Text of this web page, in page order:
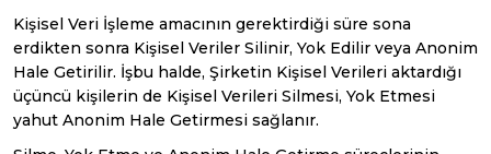
Kişisel Veri İşleme amacının gerektirdiği süre sona
erdikten sonra Kişisel Veriler Silinir, Yok Edilir veya Anonim
Hale Getirilir. İşbu halde, Şirketin Kişisel Verileri aktardığı
üçüncü kişilerin de Kişisel Verileri Silmesi, Yok Etmesi
yahut Anonim Hale Getirmesi sağlanır.